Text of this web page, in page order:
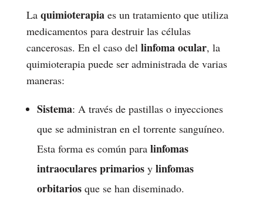
La quimioterapiaes un tratamiento que utiliza
medicamentos para destruir las células
cancerosas. En el caso del linfoma ocular, la
quimioterapia puede ser administrada de varias
maneras:
Sistema: A través de pastillas o inyecciones
que se administran en el torrente sanguíneo.
Esta forma es común para linfomas
intraoculares primariosy linfomas
orbitariosque se han diseminado.